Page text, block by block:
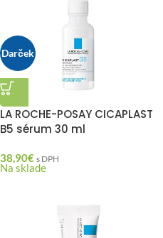
Darček
LA ROCHE-POSAY CICAPLAST
B5 sérum 30 ml
38,90€ s DPH
Na sklade